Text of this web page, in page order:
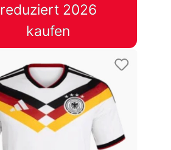
reduziert 2026
kaufen